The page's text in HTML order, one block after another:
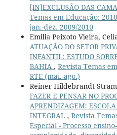
[IN]EXCLUSÃO DAS
Temas em Educação:
jan.-dez. 2009/2010
Emilia Peixoto Vieira,
ATUAÇÃO DO SETOR
INFANTIL: ESTUDO
BAHIA , Revista Temas
RTE (mai.-ago.)
Reiner Hildebrandt-
FAZER E PENSAR NO
APRENDIZAGEM:
INTEGRAL , Revista
Especial - Processo